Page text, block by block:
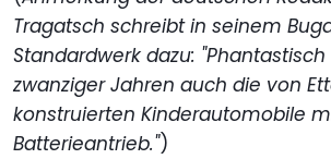
Tragatsch schreibt in seinem
Standardwerk dazu:
zwanziger Jahren auch die von
konstruierten Kinderautomobile
Batterieantrieb.")